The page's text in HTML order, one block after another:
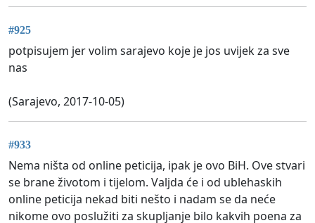
#925
potpisujem jer volim sarajevo koje je jos uvijek za sve
nas
(Sarajevo, 2017-10-05)
#933
Nema ništa od online peticija, ipak je ovo BiH. Ove stvari
se brane životom i tijelom. Valjda će i od ublehaskih
online peticija nekad biti nešto i nadam se da neće
nikome ovo poslužiti za skupljanje bilo kakvih poena za